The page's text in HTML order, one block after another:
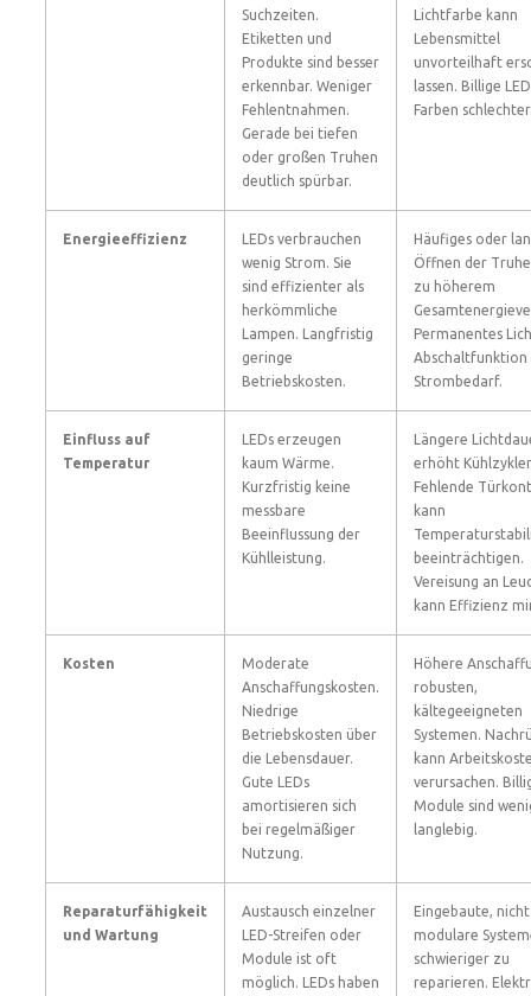
Suchzeiten.
Etiketten und
Produkte sind besser
erkennbar. Weniger
Fehlentnahmen.
Gerade bei tiefen
oder großen Truhen
deutlich spürbar.
Lichtfarbe kann
Lebensmittel
unvorteilhaft
lassen. Billige
Farben
Energieeffizienz
LEDs verbrauchen
wenig Strom. Sie
sind effizienter als
herkömmliche
Lampen. Langfristig
geringe
Betriebskosten.
Häufiges oder
Öffnen der
zu höherem
Permanentes
Strombedarf.
Einfluss auf
Temperatur
LEDs erzeugen
kaum Wärme.
Kurzfristig keine
messbare
Beeinflussung der
Kühlleistung.
Längere
erhöht
Fehlende
kann
beeinträchtigen.
Vereisung an
kann Effizienz
Kosten
Moderate
Anschaffungskosten.
Niedrige
Betriebskosten über
die Lebensdauer.
Gute LEDs
amortisieren sich
bei regelmäßiger
Nutzung.
Höhere
robusten,
kältegeeigneten
Systemen.
kann
verursachen.
Module sind
langlebig.
Reparaturfähigkeit
und Wartung
Austausch einzelner
LED-Streifen oder
Module ist oft
möglich. LEDs haben
Eingebaute, nicht
modulare
schwieriger zu
reparieren.